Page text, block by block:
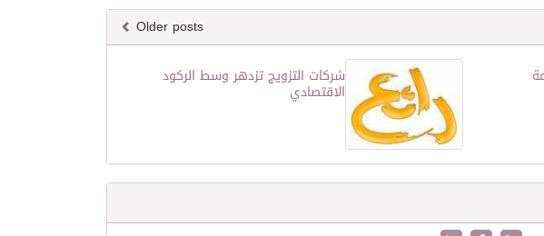
Older posts
شركات التزويج تزدهر وسط الركود
الاقتصادي